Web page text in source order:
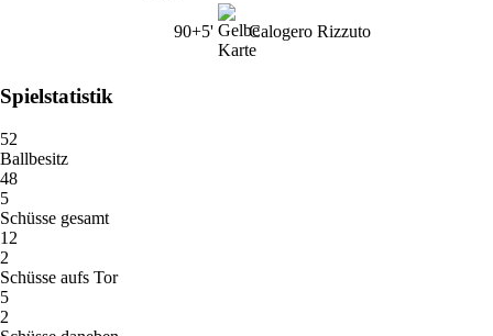
90+5' Calogero Rizzuto
Spielstatistik
52
Ballbesitz
48
5
Schüsse gesamt
12
2
Schüsse aufs Tor
5
2